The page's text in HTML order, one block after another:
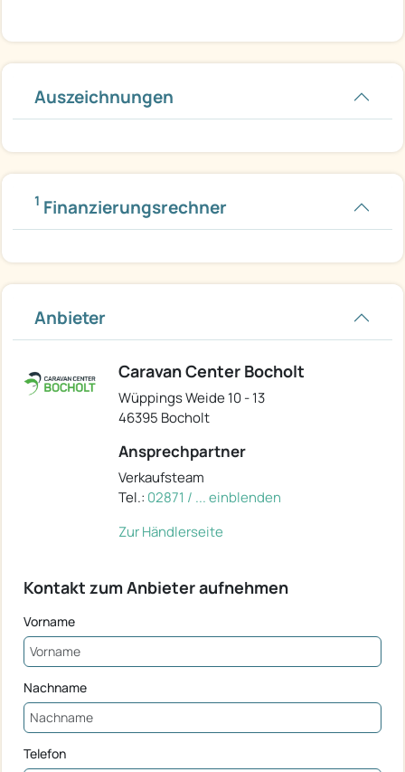
Auszeichnungen
1 Finanzierungsrechner
Anbieter
Caravan Center Bocholt
Wüppings Weide 10 - 13
46395 Bocholt
Ansprechpartner
Verkaufsteam
Tel.: 02871 / ... einblenden
Zur Händlerseite
Kontakt zum Anbieter aufnehmen
Vorname
Nachname
Telefon